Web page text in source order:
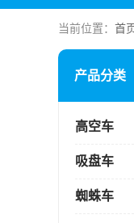
当前位置： 首
产品分类
高空车
吸盘车
蜘蛛车